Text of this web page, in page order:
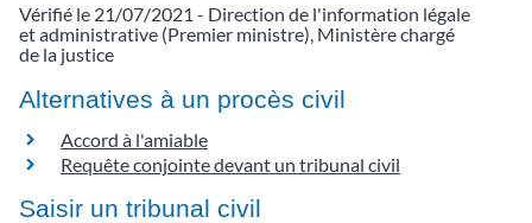
Vérifié le 21/07/2021 - Direction de l'information légale
et administrative (Premier ministre), Ministère chargé
de la justice
Alternatives à un procès civil
Accord à l'amiable
Requête conjointe devant un tribunal civil
Saisir un tribunal civil